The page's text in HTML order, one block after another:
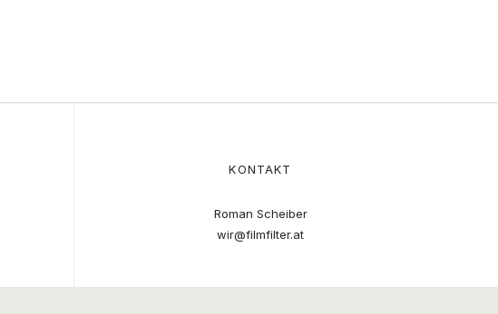
KONTAKT
Roman Scheiber
wir@filmfilter.at